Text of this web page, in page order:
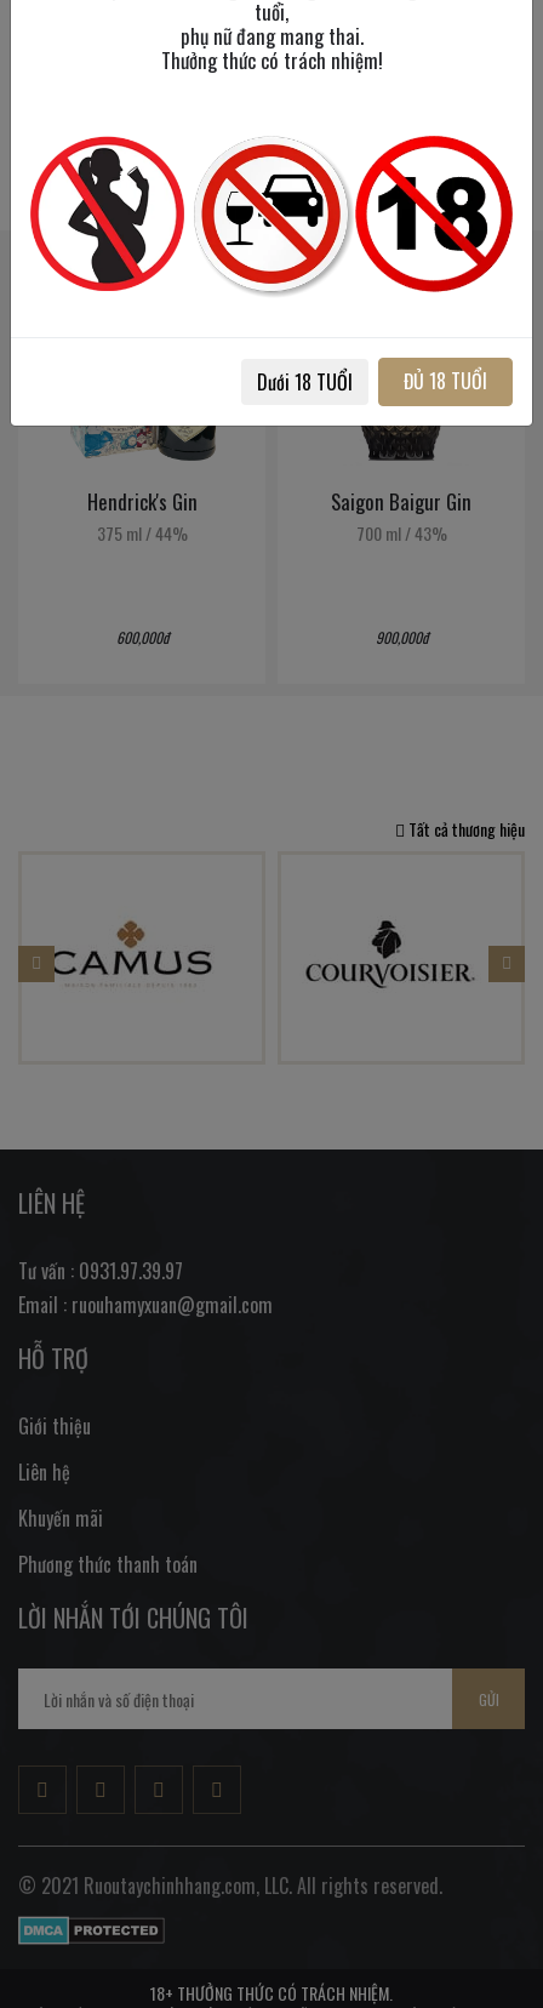
SẢN PHẨM LIÊN QUAN SẢN PHẨM ĐÃ XEM
Hendrick's Gin
375 ml/44%
600,000đ
Saigon Baigur Gin
700 ml/43%
900,000đ
Tất cả thương hiệu
LIÊN HỆ
Tư vấn : 0931.97.39.97
Email : ruouhamyxuan@gmail.com
HỖ TRỢ
Giới thiệu
Liên hệ
Khuyến mãi
Phương thức thanh toán
LỜI NHẮN TỚI CHÚNG TÔI
GỬI
© 2021 Ruoutaychinhhang.com, LLC. All rights reserved.
18+ THƯỞNG THỨC CÓ TRÁCH NHIỆM.
tuổi,
phụ nữ đang mang thai.
Thưởng thức có trách nhiệm!
Dưới 18 TUỔI ĐỦ 18 TUỔI